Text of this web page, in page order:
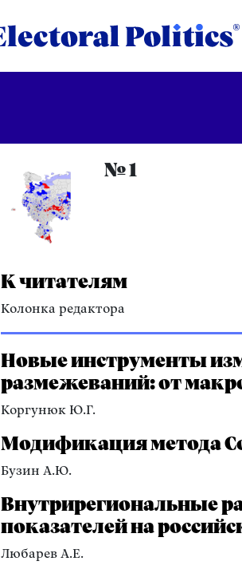
№ 1
К читателям
Колонка редактора
Новые инструменты
размежеваний: от
Коргунюк Ю.Г.
Модификация метода
Бузин А.Ю.
Внутрирегиональные
показателей на
Любарев А.Е.